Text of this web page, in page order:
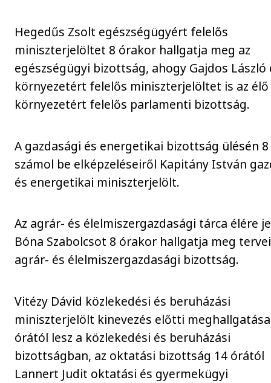
Hegedűs Zsolt egészségügyért felelős
miniszterjelöltet 8 órakor hallgatja meg az
egészségügyi bizottság, ahogy Gajdos László
környezetért felelős miniszterjelöltet is az élő
környezetért felelős parlamenti bizottság.
A gazdasági és energetikai bizottság ülésén
számol be elképzeléseiről Kapitány István
és energetikai miniszterjelölt.
Az agrár- és élelmiszergazdasági tárca élére
Bóna Szabolcsot 8 órakor hallgatja meg
agrár- és élelmiszergazdasági bizottság.
Vitézy Dávid közlekedési és beruházási
miniszterjelölt kinevezés előtti
órától lesz a közlekedési és beruházási
bizottságban, az oktatási bizottság 14 órától
Lannert Judit oktatási és gyermekügyi